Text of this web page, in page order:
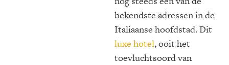
bekendste adressen in de
Italiaanse hoofdstad. Dit
luxe hotel, ooit het
toevluchtsoord van